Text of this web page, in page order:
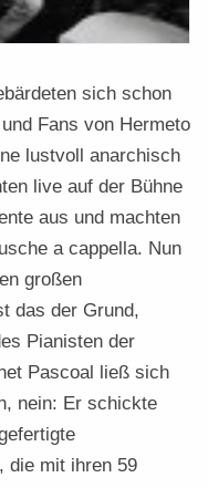
sich schon
Fans von Hermeto
lustvoll anarchisch
live auf der Bühne
aus und machten
a cappella. Nun
großen
das der Grund,
Pianisten der
Pascoal ließ sich
nein: Er schickte
die mit ihren 59